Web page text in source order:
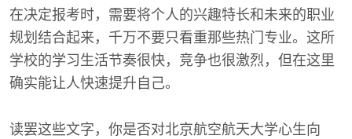
在决定报考时，需要将个人的兴趣特长和未来的职业
规划结合起来，千万不要只看重那些热门专业。这所
学校的学习生活节奏很快，竞争也很激烈，但在这里
确实能让人快速提升自己。
读罢这些文字，你是否对北京航空航天大学心生向